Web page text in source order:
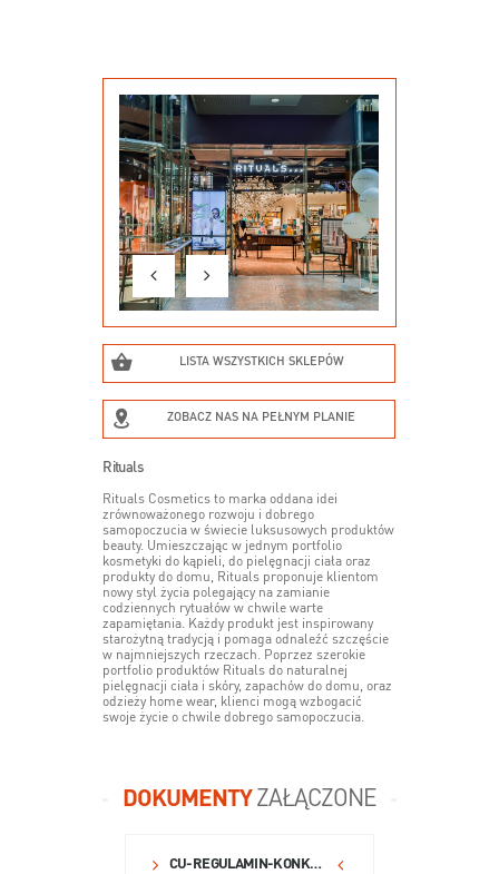
LISTA WSZYSTKICH SKLEPÓW
ZOBACZ NAS NA PEŁNYM PLANIE
Rituals
Rituals Cosmetics to marka oddana idei
zrównoważonego rozwoju i dobrego
samopoczucia w świecie luksusowych produktów
beauty. Umieszczając w jednym portfolio
kosmetyki do kąpieli, do pielęgnacji ciała oraz
produkty do domu, Rituals proponuje klientom
nowy styl życia polegający na zamianie
codziennych rytuałów w chwile warte
zapamiętania. Każdy produkt jest inspirowany
starożytną tradycją i pomaga odnaleźć szczęście
w najmniejszych rzeczach. Poprzez szerokie
portfolio produktów Rituals do naturalnej
pielęgnacji ciała i skóry, zapachów do domu, oraz
odzieży home wear, klienci mogą wzbogacić
swoje życie o chwile dobrego samopoczucia.
DOKUMENTYZAŁĄCZONE
CU-REGULAMIN-KONKURS-RITUALS-FB-2023.PDF